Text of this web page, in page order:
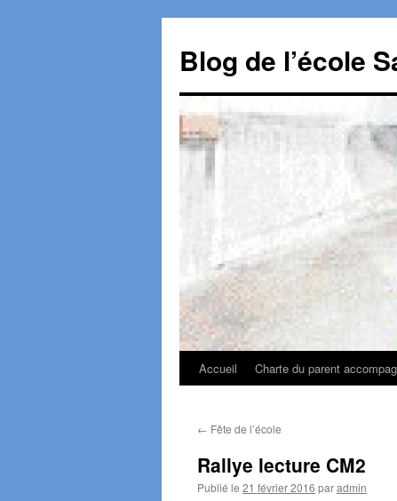
contenu
Blog de l’école
Accueil Charte du parent
← Fête de l’école
Rallye lecture CM2
Publié le 21 février 2016 paradmin